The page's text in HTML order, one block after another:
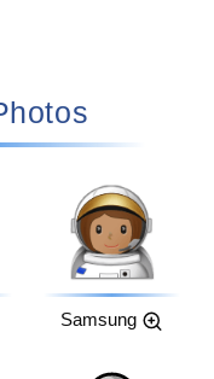
Photos
Samsung